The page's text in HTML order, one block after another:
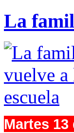
La
Martes